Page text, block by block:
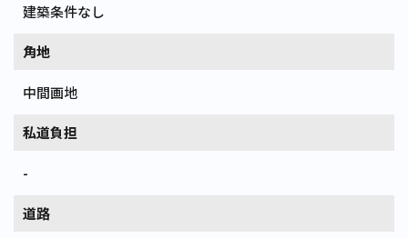
建築条件なし
角地
中間画地
私道負担
-
道路